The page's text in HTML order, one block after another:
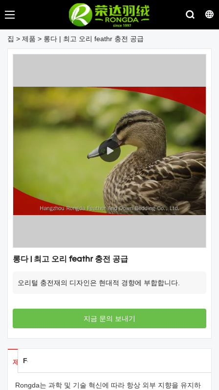
집 > 제품 > 롱다 | 최고 오리 feathr 충전 공급
롱다 | 최고 오리 feathr 충전 공급
오리털 충전재의 디자인은 현대적 경향에 부합합니다.
지금 문의 보내기
제품 세부 사항
Feedback
Rongda는 과학 및 기술 혁신에 따라 항상 외부 지향을 유지하